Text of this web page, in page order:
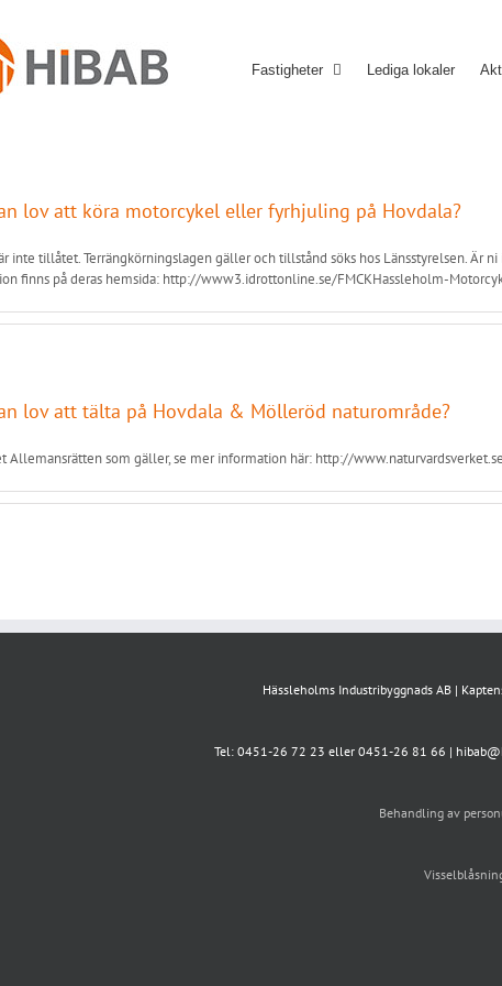
Fastigheter Lediga lokaler
lov att köra motorcykel eller fyrhjuling på Hovdala?
inte tillåtet. Terrängkörningslagen gäller och tillstånd söks hos Länsstyrelsen. Är
finns på deras hemsida: http://www3.idrottonline.se/FMCKHassleholm-
lov att tälta på Hovdala & Mölleröd naturområde?
Allemansrätten som gäller, se mer information här: http://
Hässleholms Industribyggnads AB |
Tel: 0451-26 72 23 eller 0451-26 81 66 |
Behandling av